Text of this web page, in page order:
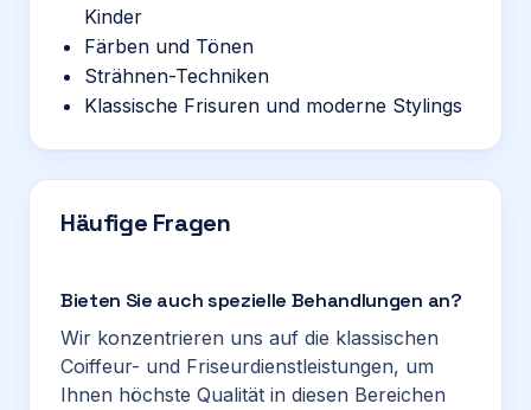
Kinder
Färben und Tönen
Strähnen-Techniken
Klassische Frisuren und moderne Stylings
Häufige Fragen
Bieten Sie auch spezielle Behandlungen an?
Wir konzentrieren uns auf die klassischen
Coiffeur- und Friseurdienstleistungen, um
Ihnen höchste Qualität in diesen Bereichen